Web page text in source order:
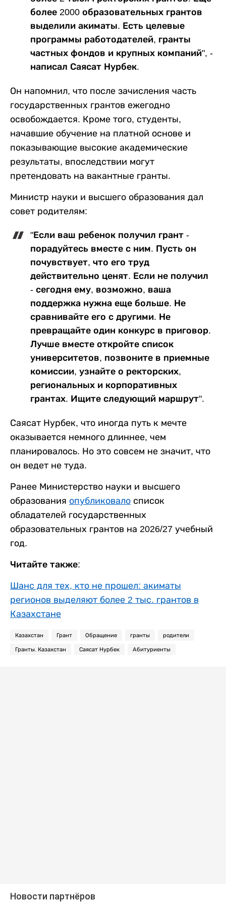
более 2000 образовательных грантов
выделили акиматы. Есть целевые
программы работодателей, гранты
частных фондов и крупных компаний", -
написал Саясат Нурбек.
Он напомнил, что после зачисления часть
государственных грантов ежегодно
освобождается. Кроме того, студенты,
начавшие обучение на платной основе и
показывающие высокие академические
результаты, впоследствии могут
претендовать на вакантные гранты.
Министр науки и высшего образования дал
совет родителям:
"Если ваш ребенок получил грант -
порадуйтесь вместе с ним. Пусть он
почувствует, что его труд
действительно ценят. Если не получил
- сегодня ему, возможно, ваша
поддержка нужна еще больше. Не
сравнивайте его с другими. Не
превращайте один конкурс в приговор.
Лучше вместе откройте список
университетов, позвоните в приемные
комиссии, узнайте о ректорских,
региональных и корпоративных
грантах. Ищите следующий маршрут".
Саясат Нурбек, что иногда путь к мечте
оказывается немного длиннее, чем
планировалось. Но это совсем не значит, что
он ведет не туда.
Ранее Министерство науки и высшего
образования опубликовало список
обладателей государственных
образовательных грантов на 2026/27 учебный
год.
Читайте также:
Шанс для тех, кто не прошел: акиматы
регионов выделяют более 2 тыс. грантов в
Казахстане
Казахстан Грант Обращение гранты родители
Гранты. Казахстан Саясат Нурбек Абитуриенты